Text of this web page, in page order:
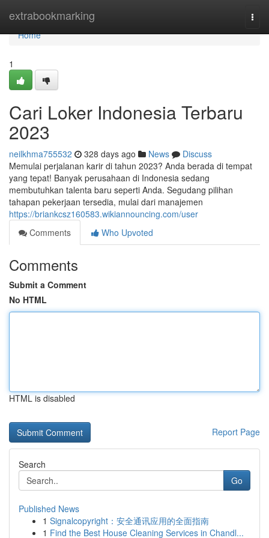
extrabookmarking
Home
Home
1
Cari Loker Indonesia Terbaru
2023
neilkhma755532 328 days ago News
Discuss
Memulai perjalanan karir di tahun 2023? Anda berada di tempat
yang tepat! Banyak perusahaan di Indonesia sedang
membutuhkan talenta baru seperti Anda. Segudang pilihan
tahapan pekerjaan tersedia, mulai dari manajemen
https://briankcsz160583.wikiannouncing.com/user
Comments
Who Upvoted
Comments
Submit a Comment
No HTML
HTML is disabled
Report Page
Search
Go
Published News
1 Signalcopyright：安全通讯应用的全面指南
1 Find the Best House Cleaning Services in Chandl...